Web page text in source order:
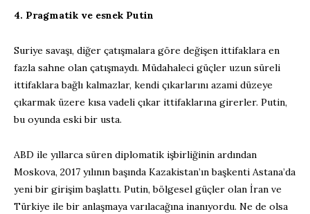
4. Pragmatik ve esnek Putin
Suriye savaşı, diğer çatışmalara göre değişen ittifaklara en
fazla sahne olan çatışmaydı. Müdahaleci güçler uzun süreli
ittifaklara bağlı kalmazlar, kendi çıkarlarını azami düzeye
çıkarmak üzere kısa vadeli çıkar ittifaklarına girerler. Putin,
bu oyunda eski bir usta.
ABD ile yıllarca süren diplomatik işbirliğinin ardından
Moskova, 2017 yılının başında Kazakistan’ın başkenti Astana’da
yeni bir girişim başlattı. Putin, bölgesel güçler olan İran ve
Türkiye ile bir anlaşmaya varılacağına inanıyordu. Ne de olsa